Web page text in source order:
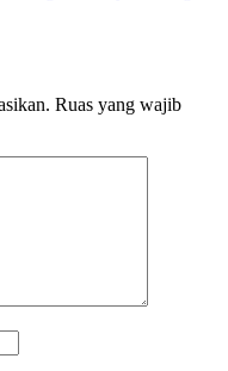
Ruas yang wajib